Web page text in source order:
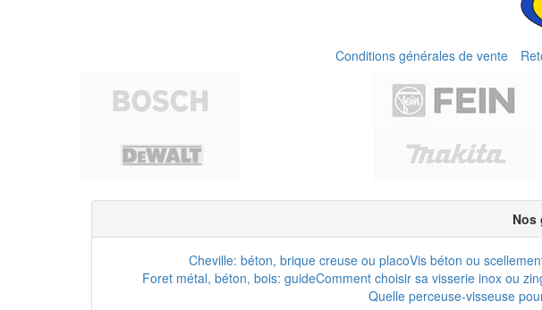
Conditions générales de vente
Nos
Cheville: béton, brique creuse ou placoVis béton ou
Foret métal, béton, bois: guideComment choisir sa visserie inox ou
Quelle perceuse-visseuse